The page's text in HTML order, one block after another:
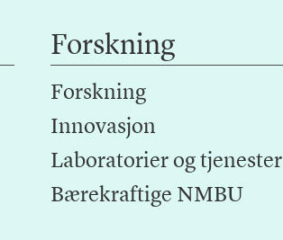
Forskning
Forskning
Innovasjon
Laboratorier og tjenester
Bærekraftige NMBU